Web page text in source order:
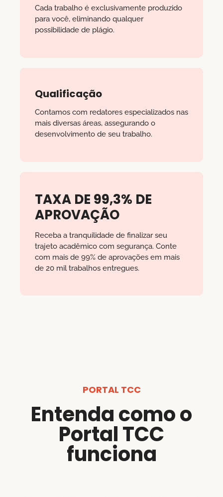
Cada trabalho é exclusivamente produzido
para você, eliminando qualquer
possibilidade de plágio.
Qualificação
Contamos com redatores especializados nas
mais diversas áreas, assegurando o
desenvolvimento de seu trabalho.
TAXA DE 99,3% DE
APROVAÇÃO
Receba a tranquilidade de finalizar seu
trajeto acadêmico com segurança. Conte
com mais de 99% de aprovações em mais
de 20 mil trabalhos entregues.
PORTAL TCC
Entenda como o
Portal TCC
funciona